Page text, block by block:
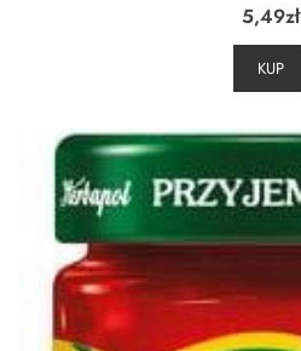
5,49zł
KUP